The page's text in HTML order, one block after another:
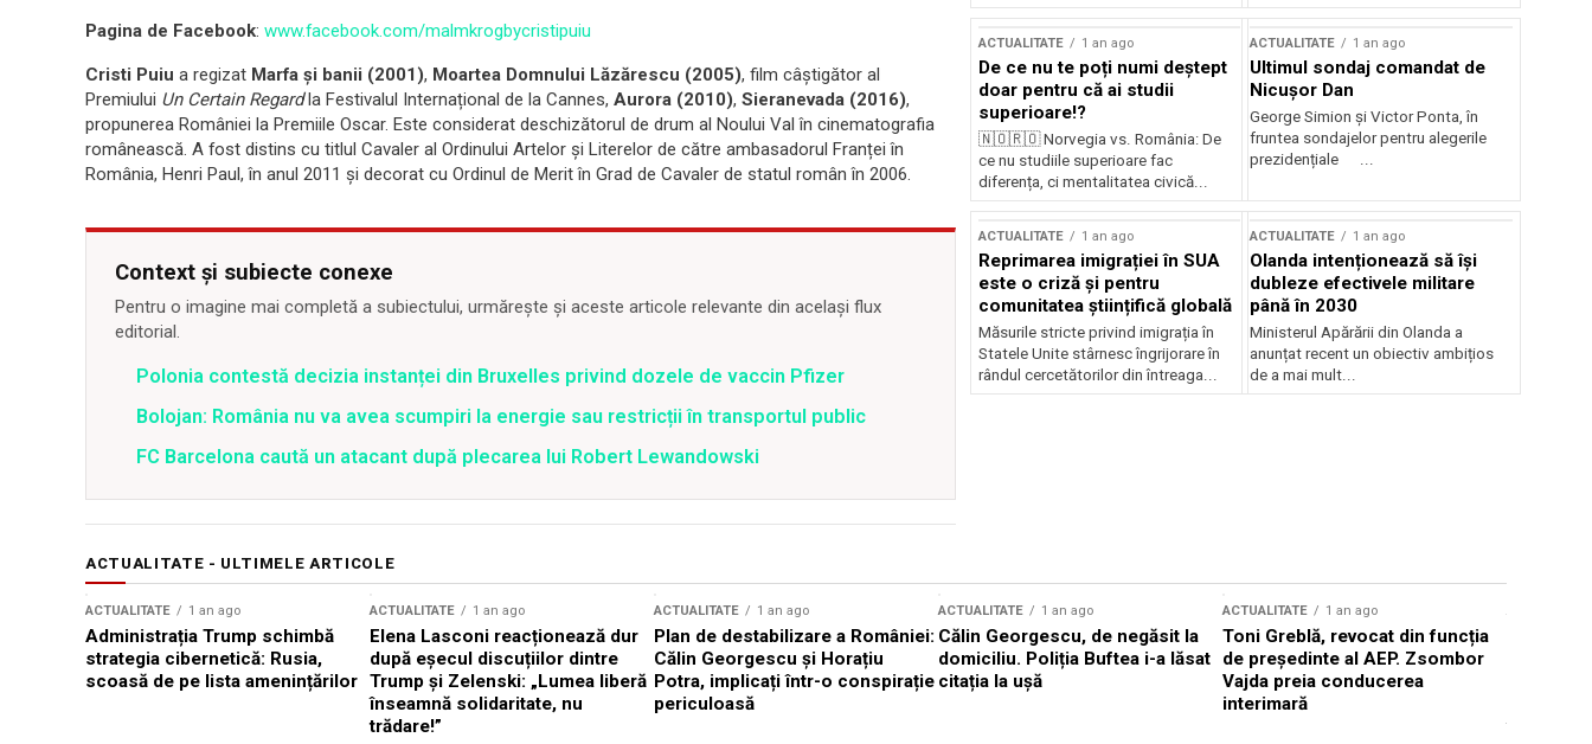
Pagina de Facebook: www.facebook.com/malmkrogbycristipuiu
Cristi Puiu a regizat Marfa și banii (2001), Moartea Domnului Lăzărescu (2005), film câștigător al
Premiului Un Certain Regardla Festivalul Internațional de la Cannes, Aurora (2010), Sieranevada (2016),
propunerea României la Premiile Oscar. Este considerat deschizătorul de drum al Noului Val în cinematografia
românească. A fost distins cu titlul Cavaler al Ordinului Artelor și Literelor de către ambasadorul Franței în
România, Henri Paul, în anul 2011 și decorat cu Ordinul de Merit în Grad de Cavaler de statul român în 2006.
Context și subiecte conexe
Pentru o imagine mai completă a subiectului, urmărește și aceste articole relevante din același flux
editorial.
Polonia contestă decizia instanței din Bruxelles privind dozele de vaccin Pfizer
Bolojan: România nu va avea scumpiri la energie sau restricții în transportul public
FC Barcelona caută un atacant după plecarea lui Robert Lewandowski
ACTUALITATE 1 an ago
De ce nu te poți numi deștept
doar pentru că ai studii
superioare!?
🇳🇴🇷🇴 Norvegia vs. România: De
ce nu studiile superioare fac
diferența, ci mentalitatea civică...
ACTUALITATE 1 an ago
Ultimul sondaj comandat de
Nicușor Dan
George Simion și Victor Ponta, în
fruntea sondajelor pentru alegerile
prezidențiale ...
ACTUALITATE 1 an ago
Reprimarea imigrației în SUA
este o criză și pentru
comunitatea științifică globală
Măsurile stricte privind imigrația în
Statele Unite stârnesc îngrijorare în
rândul cercetătorilor din întreaga...
ACTUALITATE 1 an ago
Olanda intenționează să își
dubleze efectivele militare
până în 2030
Ministerul Apărării din Olanda a
anunțat recent un obiectiv ambițios
de a mai mult...
ACTUALITATE - ULTIMELE ARTICOLE
ACTUALITATE 1 an ago
Administrația Trump schimbă
strategia cibernetică: Rusia,
scoasă de pe lista amenințărilor
ACTUALITATE 1 an ago
Elena Lasconi reacționează dur
după eșecul discuțiilor dintre
Trump și Zelenski: „Lumea liberă
înseamnă solidaritate, nu
trădare!”
ACTUALITATE 1 an ago
Plan de destabilizare a României:
Călin Georgescu și Horațiu
Potra, implicați într-o conspirație
periculoasă
ACTUALITATE 1 an ago
Călin Georgescu, de negăsit la
domiciliu. Poliția Buftea i-a lăsat
citația la ușă
ACTUALITATE 1 an ago
Toni Greblă, revocat din funcția
de președinte al AEP. Zsombor
Vajda preia conducerea
interimară